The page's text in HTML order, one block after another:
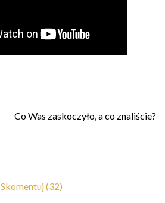
Co Was zaskoczyło, a co znaliście?
Skomentuj (32)